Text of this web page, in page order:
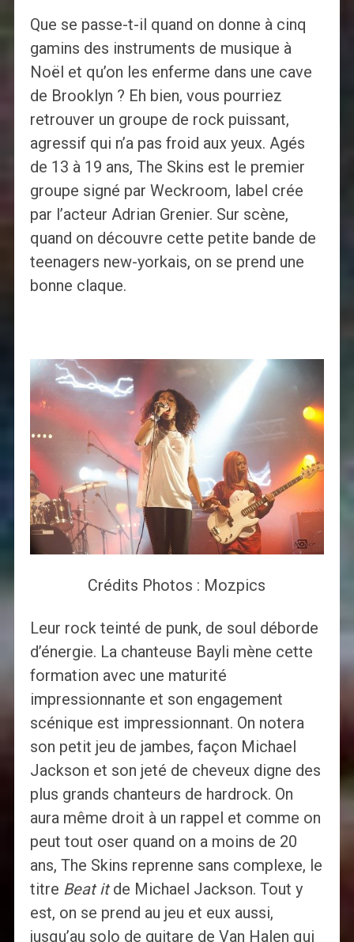
Que se passe-t-il quand on donne à cinq
gamins des instruments de musique à
Noël et qu’on les enferme dans une cave
de Brooklyn ? Eh bien, vous pourriez
retrouver un groupe de rock puissant,
agressif qui n’a pas froid aux yeux. Agés
de 13 à 19 ans, The Skins est le premier
groupe signé par Weckroom, label crée
par l’acteur Adrian Grenier. Sur scène,
quand on découvre cette petite bande de
teenagers new-yorkais, on se prend une
bonne claque.
Crédits Photos : Mozpics
Leur rock teinté de punk, de soul déborde
d’énergie. La chanteuse Bayli mène cette
formation avec une maturité
impressionnante et son engagement
scénique est impressionnant. On notera
son petit jeu de jambes, façon Michael
Jackson et son jeté de cheveux digne des
plus grands chanteurs de hardrock. On
aura même droit à un rappel et comme on
peut tout oser quand on a moins de 20
ans, The Skins reprenne sans complexe, le
titre Beat itde Michael Jackson. Tout y
est, on se prend au jeu et eux aussi,
jusqu’au solo de guitare de Van Halen qui